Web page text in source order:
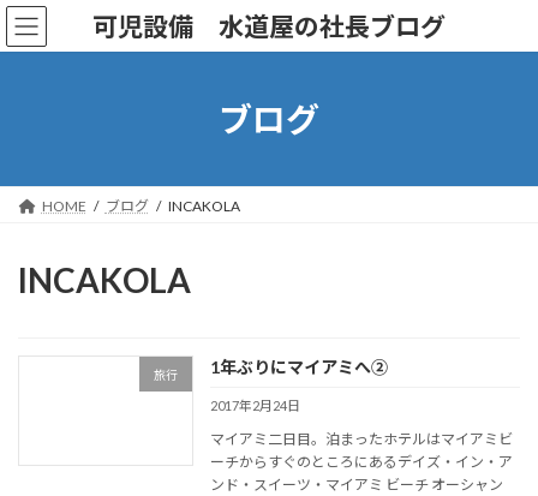
コ
ン
ナ
ビ
可児設備 水道屋の社長ブログ
ブログ
HOME ブログ INCAKOLA
INCAKOLA
旅行 1年ぶりにマイアミへ②
2017年2月24日
マイアミ二日目。泊まったホテルはマイアミビ
ーチからすぐのところにあるデイズ・イン・ア
ンド・スイーツ・マイアミ ビーチ オーシャン